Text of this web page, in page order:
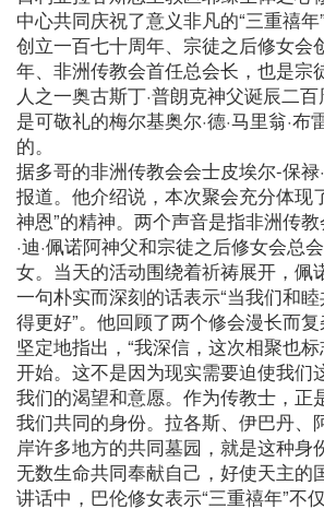
中心共同庆祝了意义非凡的“三重禧
创立一百七十周年、宗徒之后修女会
年、非洲传教会首任总会长，也是宗
人之一奥古斯丁·普朗克神父诞辰二
是可敬礼的梅尔基奥尔·德·马里翁·布
的。
据多哥的非洲传教会会士皮埃尔-保禄
报道。他介绍说，本次聚会充分体现
神恩”的精神。两个声音是指非洲传
·迪·佩诺阿神父和宗徒之后修女会总
女。当天的活动围绕着祈祷展开，佩
一句朴实而深刻的话表示“当我们和
得更好”。他回顾了两个修会漫长而
坚定地指出，“我深信，这次相聚也
开始。这不是因为现实需要迫使我们
我们的渴望和意愿。作为传教士，正
我们共同的身份。拉各斯、伊巴丹、
岸许多地方的共同墓园，就是这种身
无数生命共同奉献自己，好使天主的
讲话中，巴伦修女表示“三重禧年”不